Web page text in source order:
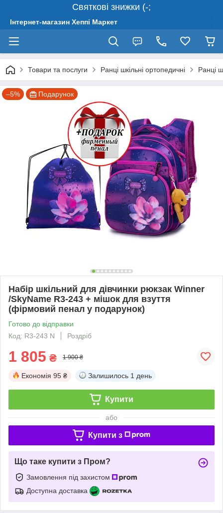
Святкові знижки (-;
Інтернет-магазин Хеппі Маркет
Товари та послуги Ранці шкільні ортопедичні Ранці
–5% Подарунок
Набір шкільний для дівчинки рюкзак Winner
/SkyName R3-243 + мішок для взуття
(фірмовий пенал у подарунок)
Готово до відправки
Код: R3-243 N
Роздріб
1 805 ₴ 1 900 ₴
Економія 95 ₴ Залишилось 1 день
Купити
або
Купити з
Що таке купити з Пром?
Замовлення під захистом
Доступна доставка